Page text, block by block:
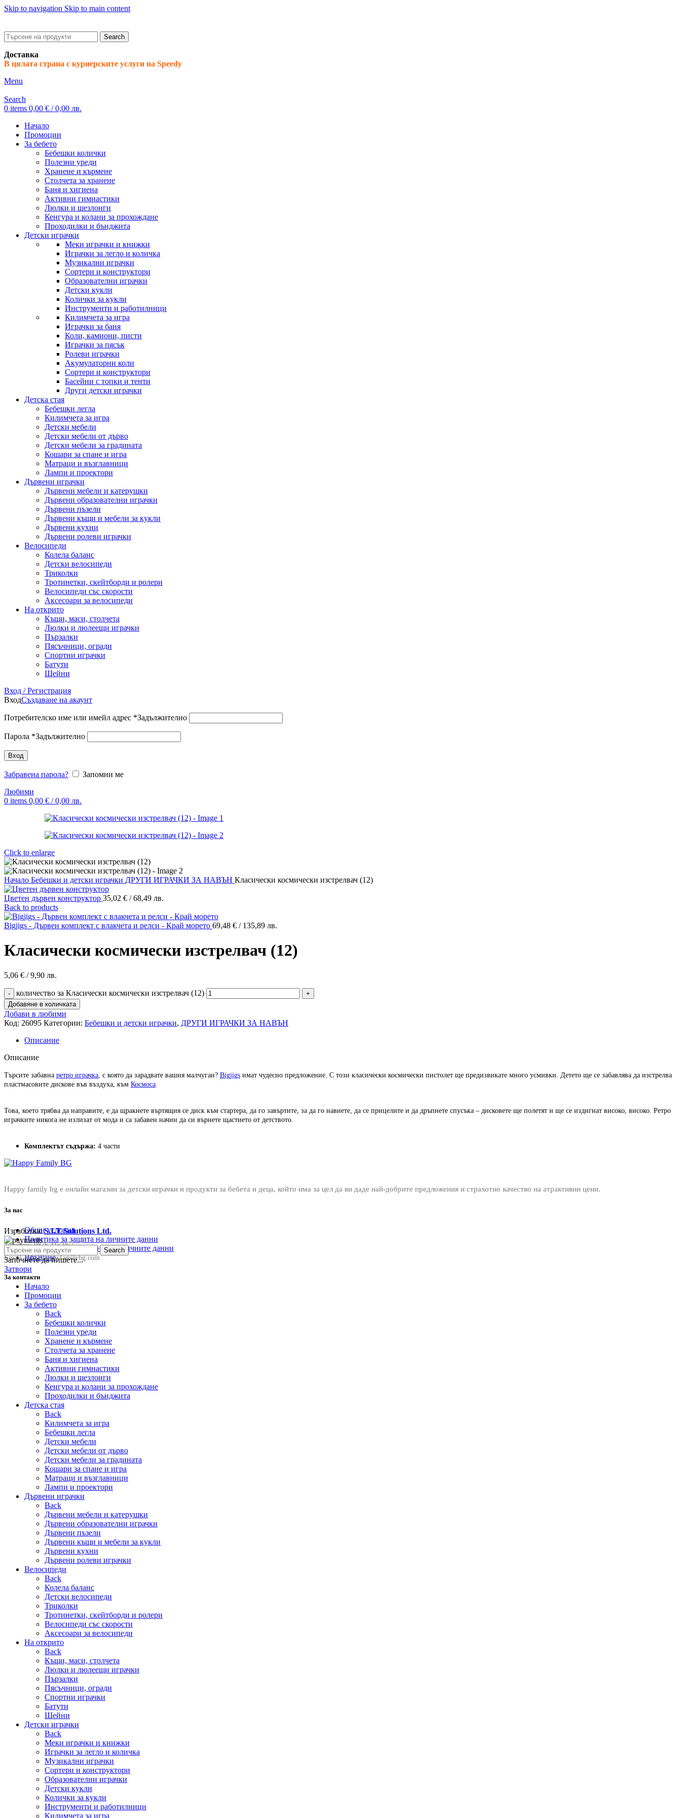
Skip to navigation Skip to main content
Search
Доставка
В цялата страна с куриерските услуги на Speedy
Menu
Search
0 items 0,00 € / 0,00 лв.
Начало
Промоции
За бебето
Бебешки колички
Полезни уреди
Хранене и кърмене
Столчета за хранене
Баня и хигиена
Активни гимнастики
Люлки и шезлонги
Кенгура и колани за прохождане
Проходилки и бънджита
Детски играчки
Меки играчки и книжки
Играчки за легло и количка
Музикални играчки
Сортери и конструктори
Образователни играчки
Детски кукли
Колички за кукли
Инструменти и работилници
Килимчета за игра
Играчки за баня
Коли, камиони, писти
Играчки за пясък
Ролеви играчки
Акумулаторни коли
Сортери и конструктори
Басейни с топки и тенти
Други детски играчки
Детска стая
Бебешки легла
Килимчета за игра
Детски мебели
Детски мебели от дърво
Детски мебели за градината
Кошари за спане и игра
Матраци и възглавници
Лампи и проектори
Дървени играчки
Дървени мебели и катерушки
Дървени образователни играчки
Дървени пъзели
Дървени къщи и мебели за кукли
Дървени кухни
Дървени ролеви играчки
Велосипеди
Колела баланс
Детски велосипеди
Триколки
Тротинетки, скейтборди и ролери
Велосипеди със скорости
Аксесоари за велосипеди
На открито
Къщи, маси, столчета
Люлки и люлеещи играчки
Пързалки
Пясъчници, огради
Спортни играчки
Батути
Шейни
Вход / Регистрация
ВходСъздаване на акаунт
Потребителско име или имейл адрес *Задължително
Парола *Задължително
Вход
Забравена парола?
Запомни ме
Любими
0 items 0,00 € / 0,00 лв.
Click to enlarge
Начало Бебешки и детски играчки ДРУГИ ИГРАЧКИ ЗА НАВЪН Класически космически изстрелвач (12)
Цветен дървен конструктор 35,02 € / 68,49 лв.
Back to products
Bigjigs - Дървен комплект с влакчета и релси - Край морето 69,48 € / 135,89 лв.
Класически космически изстрелвач (12)
5,06 € / 9,90 лв.
количество за Класически космически изстрелвач (12)
Добавяне в количката
Добави в любими
Код: 26095 Категории: Бебешки и детски играчки, ДРУГИ ИГРАЧКИ ЗА НАВЪН
Описание
Описание
Търсите забавна ретро играчка , с която да зарадвате вашия малчуган? Bigjigs имат чудесно предложение. С този класически космически пистолет ще предизвикате много усмивки. Детето ще се забавлява да изстрелва
пластмасовите дискове във въздуха, към Космоса
Това, което трябва да направите, е да щракнете въртящия се диск към стартера, да го завъртите, за да го навиете, да се прицелите и да дръпнете спусъка – дисковете ще полетят и ще се издигнат високо, високо. Ретро
играчките никога не излизат от мода и са забавен начин да си върнете щастието от детството.
Комплектът съдържа: 4 части
Happy family bg е онлайн магазин за детски играчки и продукти за бебета и деца, който има за цел да ви даде най-добрите предложения и страхотно качество на атрактивни цени.
За нас
Общи условия
Политика за защита на личните данни
Политика за съхранение на личните данни
Връщане
За контакти
Телефон:0876 415 057
Email:sale@happyfamilybg.com
Изработка:S.I.T Solutions Ltd.
Search
Започнете да пишете...
Затвори
Начало
Промоции
За бебето
Back
Бебешки колички
Полезни уреди
Хранене и кърмене
Столчета за хранене
Баня и хигиена
Активни гимнастики
Люлки и шезлонги
Кенгура и колани за прохождане
Проходилки и бънджита
Детска стая
Back
Килимчета за игра
Бебешки легла
Детски мебели
Детски мебели от дърво
Детски мебели за градината
Кошари за спане и игра
Матраци и възглавници
Лампи и проектори
Дървени играчки
Back
Дървени мебели и катерушки
Дървени образователни играчки
Дървени пъзели
Дървени къщи и мебели за кукли
Дървени кухни
Дървени ролеви играчки
Велосипеди
Back
Колела баланс
Детски велосипеди
Триколки
Тротинетки, скейтборди и ролери
Велосипеди със скорости
Аксесоари за велосипеди
На открито
Back
Къщи, маси, столчета
Люлки и люлеещи играчки
Пързалки
Пясъчници, огради
Спортни играчки
Батути
Шейни
Детски играчки
Back
Меки играчки и книжки
Играчки за легло и количка
Музикални играчки
Сортери и конструктори
Образователни играчки
Детски кукли
Колички за кукли
Инструменти и работилници
Килимчета за игра